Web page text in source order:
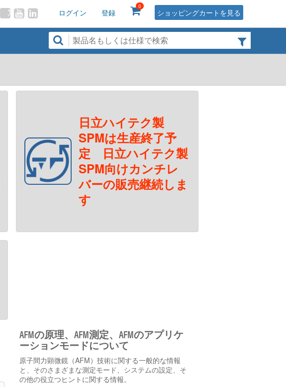
ログイン 登録
0
ショッピングカートを見る
日立ハイテク製
SPMは生産終了予
定 日立ハイテク製
SPM向けカンチレ
バーの販売継続しま
す
AFMの原理、AFM測定、AFMのアプリケ
ーションモードについて
原子間力顕微鏡（AFM）技術に関する一般的な情報
と、そのさまざまな測定モード、システムの設定、そ
の他の役立つヒントに関する情報。